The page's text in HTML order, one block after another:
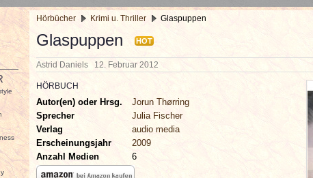
Hörbücher Krimi u. Thriller Glaspuppen
Glaspuppen HOT
Astrid Daniels 12. Februar 2012
HÖRBUCH
Autor(en) oder Hrsg.
Jorun Thørring
Sprecher
Julia Fischer
Verlag
audio media
Erscheinungsjahr
2009
Anzahl Medien
6